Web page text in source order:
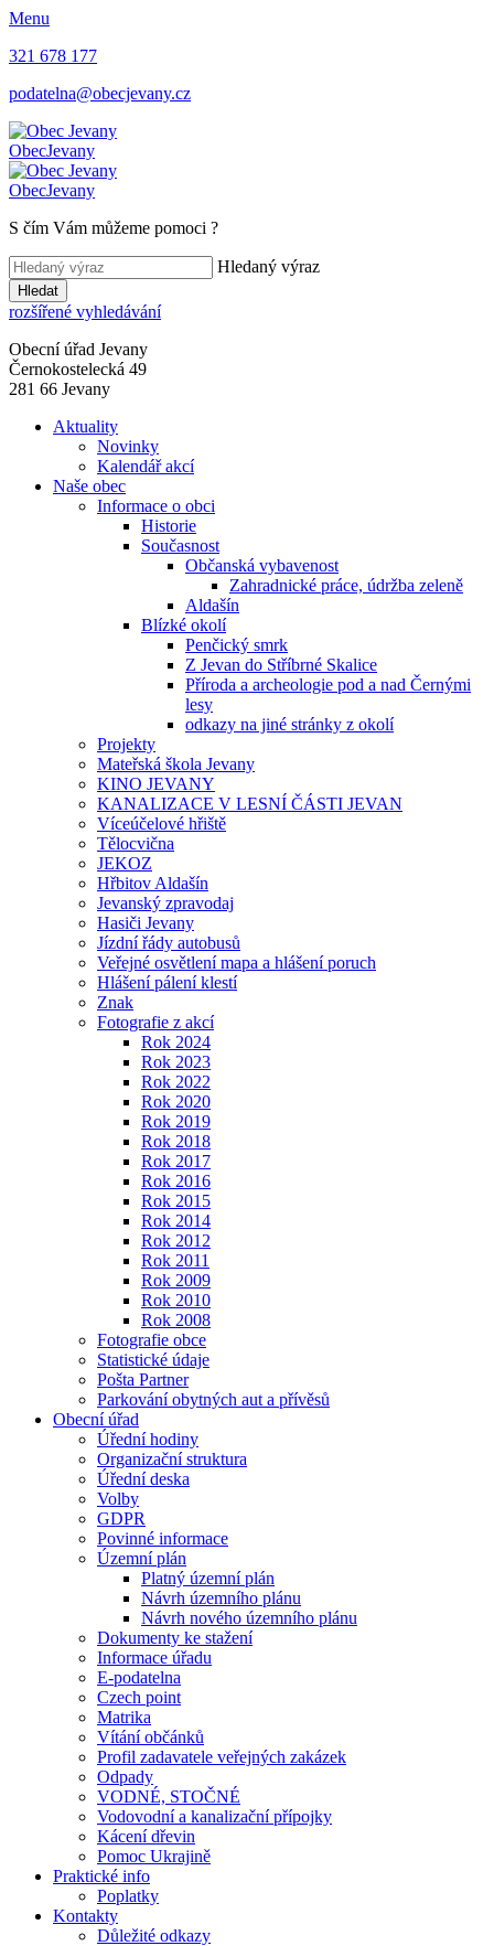
Menu
321 678 177
podatelna@obecjevany.cz
ObecJevany
ObecJevany
S čím Vám můžeme pomoci ?
Hledaný výraz
Hledat
rozšířené vyhledávání
Obecní úřad Jevany
Černokostelecká 49
281 66 Jevany
Aktuality
Novinky
Kalendář akcí
Naše obec
Informace o obci
Historie
Současnost
Občanská vybavenost
Zahradnické práce, údržba zeleně
Aldašín
Blízké okolí
Penčický smrk
Z Jevan do Stříbrné Skalice
Příroda a archeologie pod a nad Černými
lesy
odkazy na jiné stránky z okolí
Projekty
Mateřská škola Jevany
KINO JEVANY
KANALIZACE V LESNÍ ČÁSTI JEVAN
Víceúčelové hřiště
Tělocvična
JEKOZ
Hřbitov Aldašín
Jevanský zpravodaj
Hasiči Jevany
Jízdní řády autobusů
Veřejné osvětlení mapa a hlášení poruch
Hlášení pálení klestí
Znak
Fotografie z akcí
Rok 2024
Rok 2023
Rok 2022
Rok 2020
Rok 2019
Rok 2018
Rok 2017
Rok 2016
Rok 2015
Rok 2014
Rok 2012
Rok 2011
Rok 2009
Rok 2010
Rok 2008
Fotografie obce
Statistické údaje
Pošta Partner
Parkování obytných aut a přívěsů
Obecní úřad
Úřední hodiny
Organizační struktura
Úřední deska
Volby
GDPR
Povinné informace
Územní plán
Platný územní plán
Návrh územního plánu
Návrh nového územního plánu
Dokumenty ke stažení
Informace úřadu
E-podatelna
Czech point
Matrika
Vítání občánků
Profil zadavatele veřejných zakázek
Odpady
VODNÉ, STOČNÉ
Vodovodní a kanalizační přípojky
Kácení dřevin
Pomoc Ukrajině
Praktické info
Poplatky
Kontakty
Důležité odkazy